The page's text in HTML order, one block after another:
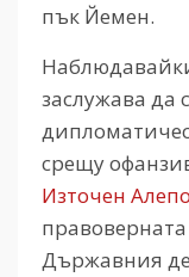
пък Йемен.
заслужава
срещу
Източен Алепо
Държавния